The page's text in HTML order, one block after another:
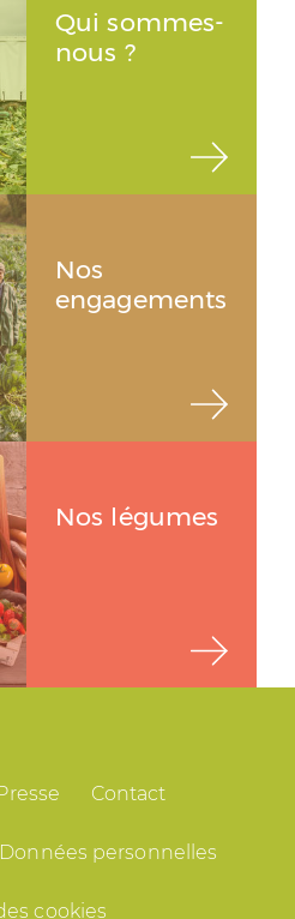
Qui sommes-
nous ?
Nos
engagements
Nos légumes
Contact
Données personnelles
cookies